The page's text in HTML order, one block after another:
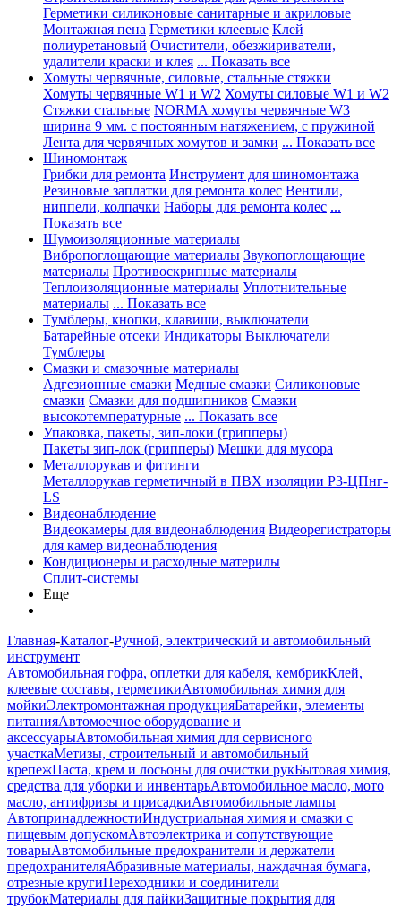
Герметики силиконовые санитарные и акриловые
Монтажная пена Герметики клеевые Клей
полиуретановый Очистители, обезжириватели,
удалители краски и клея ... Показать все
Хомуты червячные, силовые, стальные стяжки
Хомуты червячные W1 и W2 Хомуты силовые W1 и W2
Стяжки стальные NORMA хомуты червячные W3
ширина 9 мм. с постоянным натяжением, с пружиной
Лента для червячных хомутов и замки ... Показать все
Шиномонтаж
Грибки для ремонта Инструмент для шиномонтажа
Резиновые заплатки для ремонта колес Вентили,
ниппели, колпачки Наборы для ремонта колес ...
Показать все
Шумоизоляционные материалы
Вибропоглощающие материалы Звукопоглощающие
материалы Противоскрипные материалы
Теплоизоляционные материалы Уплотнительные
материалы ... Показать все
Тумблеры, кнопки, клавиши, выключатели
Батарейные отсеки Индикаторы Выключатели
Тумблеры
Смазки и смазочные материалы
Адгезионные смазки Медные смазки Силиконовые
смазки Смазки для подшипников Смазки
высокотемпературные ... Показать все
Упаковка, пакеты, зип-локи (грипперы)
Пакеты зип-лок (грипперы) Мешки для мусора
Металлорукав и фитинги
Металлорукав герметичный в ПВХ изоляции Р3-ЦПнг-
LS
Видеонаблюдение
Видеокамеры для видеонаблюдения Видеорегистраторы
для камер видеонаблюдения
Кондиционеры и расходные материлы
Сплит-системы
Еще
Главная-Каталог-Ручной, электрический и автомобильный
инструмент
Автомобильная гофра, оплетки для кабеля, кембрикКлей,
клеевые составы, герметикиАвтомобильная химия для
мойкиЭлектромонтажная продукцияБатарейки, элементы
питанияАвтомоечное оборудование и
аксессуарыАвтомобильная химия для сервисного
участкаМетизы, строительный и автомобильный
крепежПаста, крем и лосьоны для очистки рукБытовая химия,
средства для уборки и инвентарьАвтомобильное масло, мото
масло, антифризы и присадкиАвтомобильные лампы
АвтопринадлежностиИндустриальная химия и смазки с
пищевым допускомАвтоэлектрика и сопутствующие
товарыАвтомобильные предохранители и держатели
предохранителяАбразивные материалы, наждачная бумага,
отрезные кругиПереходники и соединители
трубокМатериалы для пайкиЗащитные покрытия для